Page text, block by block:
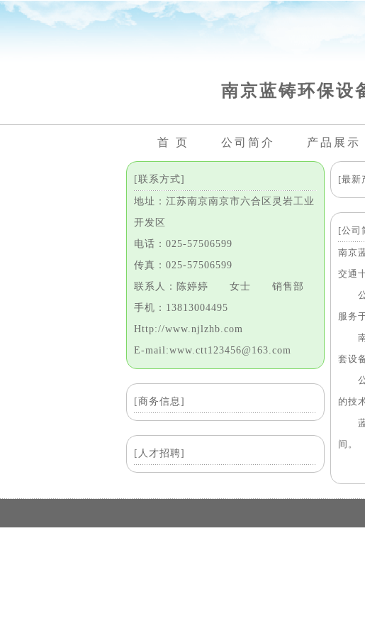
南京蓝铸环保设
首 页 公司简介 产品展示
[联系方式]
地址：江苏南京南京市六合区灵岩工业
开发区
电话：025-57506599
传真：025-57506599
联系人：陈婷婷 女士 销售部
手机：13813004495
Http://www.njlzhb.com
E-mail:www.ctt123456@163.com
[商务信息]
[人才招聘]
[最新
[公司
南京
交通
公
服务
南
套设
公
的技
蓝
间。